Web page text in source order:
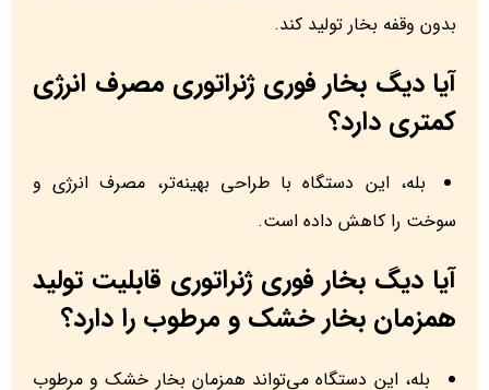
بدون وقفه بخار تولید کند.
آیا دیگ بخار فوری ژنراتوری مصرف انرژی
کمتری دارد؟
بله، این دستگاه با طراحی بهینه‌تر، مصرف انرژی و
سوخت را کاهش داده است.
آیا دیگ بخار فوری ژنراتوری قابلیت تولید
همزمان بخار خشک و مرطوب را دارد؟
بله، این دستگاه می‌تواند همزمان بخار خشک و مرطوب